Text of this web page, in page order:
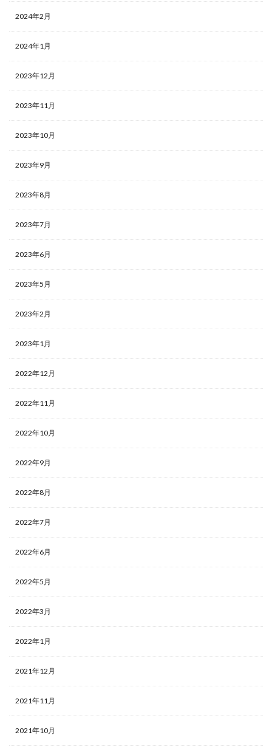
2024年2月
2024年1月
2023年12月
2023年11月
2023年10月
2023年9月
2023年8月
2023年7月
2023年6月
2023年5月
2023年2月
2023年1月
2022年12月
2022年11月
2022年10月
2022年9月
2022年8月
2022年7月
2022年6月
2022年5月
2022年3月
2022年1月
2021年12月
2021年11月
2021年10月